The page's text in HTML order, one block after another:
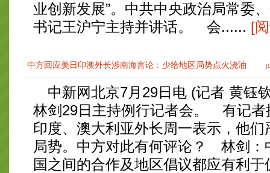
业创新发展”。中共中央政治局常委
书记王沪宁主持并讲话。 会...... [
中方回应美日印澳外长涉南海言论：少给地区局势点火浇油 [
中新网北京7月29日电 (记者 黄钰
林剑29日主持例行记者会。 有记者
印度、澳大利亚外长周一表示，他
局势。中方对此有何评论？ 林剑：
国之间的合作及地区倡议都应有利